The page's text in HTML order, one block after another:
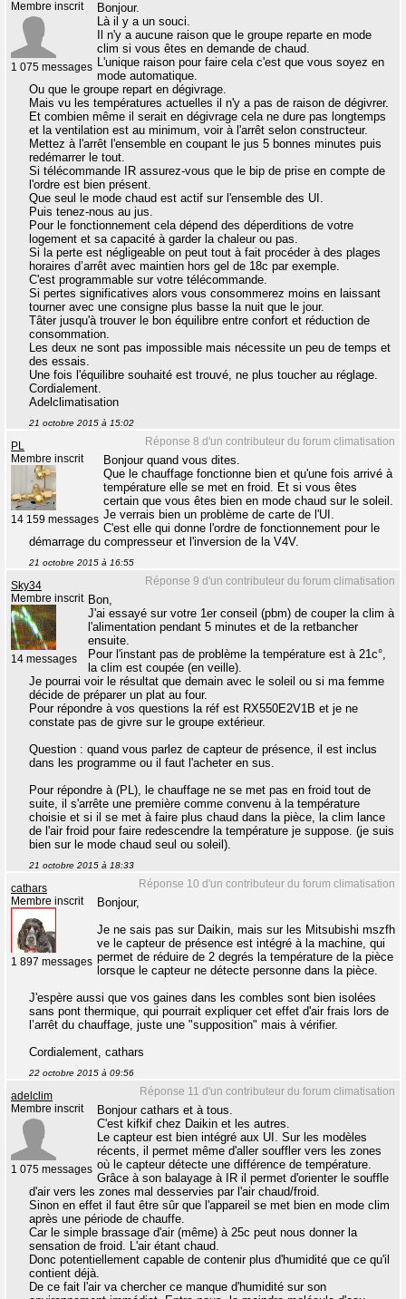
Membre inscrit
1 075 messages
Bonjour.
Là il y a un souci.
Il n'y a aucune raison que le groupe reparte en mode
clim si vous êtes en demande de chaud.
L'unique raison pour faire cela c'est que vous soyez en
mode automatique.
Ou que le groupe repart en dégivrage.
Mais vu les températures actuelles il n'y a pas de raison de dégivrer.
Et combien même il serait en dégivrage cela ne dure pas longtemps
et la ventilation est au minimum, voir à l'arrêt selon constructeur.
Mettez à l'arrêt l'ensemble en coupant le jus 5 bonnes minutes puis
redémarrer le tout.
Si télécommande IR assurez-vous que le bip de prise en compte de
l'ordre est bien présent.
Que seul le mode chaud est actif sur l'ensemble des UI.
Puis tenez-nous au jus.
Pour le fonctionnement cela dépend des déperditions de votre
logement et sa capacité à garder la chaleur ou pas.
Si la perte est négligeable on peut tout à fait procéder à des plages
horaires d’arrêt avec maintien hors gel de 18c par exemple.
C'est programmable sur votre télécommande.
Si pertes significatives alors vous consommerez moins en laissant
tourner avec une consigne plus basse la nuit que le jour.
Tâter jusqu'à trouver le bon équilibre entre confort et réduction de
consommation.
Les deux ne sont pas impossible mais nécessite un peu de temps et
des essais.
Une fois l'équilibre souhaité est trouvé, ne plus toucher au réglage.
Cordialement.
Adelclimatisation
21 octobre 2015 à 15:02
Réponse 8 d'un contributeur du forum climatisation
PL
Membre inscrit
14 159 messages
Bonjour quand vous dites.
Que le chauffage fonctionne bien et qu'une fois arrivé à
température elle se met en froid. Et si vous êtes
certain que vous êtes bien en mode chaud sur le soleil.
Je verrais bien un problème de carte de l'UI.
C'est elle qui donne l'ordre de fonctionnement pour le
démarrage du compresseur et l'inversion de la V4V.
21 octobre 2015 à 16:55
Réponse 9 d'un contributeur du forum climatisation
Sky34
Membre inscrit
14 messages
Bon,
J'ai essayé sur votre 1er conseil (pbm) de couper la clim à
l'alimentation pendant 5 minutes et de la retbancher
ensuite.
Pour l'instant pas de problème la température est à 21c°,
la clim est coupée (en veille).
Je pourrai voir le résultat que demain avec le soleil ou si ma femme
décide de préparer un plat au four.
Pour répondre à vos questions la réf est RX550E2V1B et je ne
constate pas de givre sur le groupe extérieur.
Question : quand vous parlez de capteur de présence, il est inclus
dans les programme ou il faut l'acheter en sus.
Pour répondre à (PL), le chauffage ne se met pas en froid tout de
suite, il s'arrête une première comme convenu à la température
choisie et si il se met à faire plus chaud dans la pièce, la clim lance
de l'air froid pour faire redescendre la température je suppose. (je suis
bien sur le mode chaud seul ou soleil).
21 octobre 2015 à 18:33
Réponse 10 d'un contributeur du forum climatisation
cathars
Membre inscrit
1 897 messages
Bonjour,
Je ne sais pas sur Daikin, mais sur les Mitsubishi mszfh
ve le capteur de présence est intégré à la machine, qui
permet de réduire de 2 degrés la température de la pièce
lorsque le capteur ne détecte personne dans la pièce.
J'espère aussi que vos gaines dans les combles sont bien isolées
sans pont thermique, qui pourrait expliquer cet effet d'air frais lors de
l’arrêt du chauffage, juste une "supposition" mais à vérifier.
Cordialement, cathars
22 octobre 2015 à 09:56
Réponse 11 d'un contributeur du forum climatisation
adelclim
Membre inscrit
1 075 messages
Bonjour cathars et à tous.
C'est kifkif chez Daikin et les autres.
Le capteur est bien intégré aux UI. Sur les modèles
récents, il permet même d'aller souffler vers les zones
où le capteur détecte une différence de température.
Grâce à son balayage à IR il permet d'orienter le souffle
d'air vers les zones mal desservies par l'air chaud/froid.
Sinon en effet il faut être sûr que l'appareil se met bien en mode clim
après une période de chauffe.
Car le simple brassage d'air (même) à 25c peut nous donner la
sensation de froid. L'air étant chaud.
Donc potentiellement capable de contenir plus d'humidité que ce qu'il
contient déjà.
De ce fait l'air va chercher ce manque d'humidité sur son